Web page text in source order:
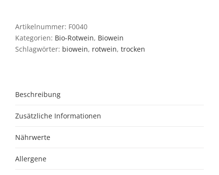
DE
L
Menge
Artikelnummer: F0040
Kategorien: Bio-Rotwein, Biowein
Schlagwörter: biowein, rotwein,trocken
Beschreibung
Zusätzliche Informationen
Nährwerte
Allergene